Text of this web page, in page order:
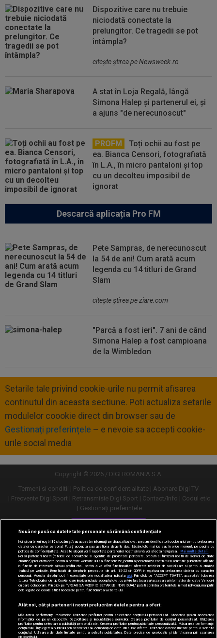
Dispozitive care nu trebuie
niciodată conectate la
prelungitor. Ce tragedii se pot
întâmpla?
citeşte ştirea pe Newsweek.ro
A stat în Loja Regală, lângă
Simona Halep și partenerul ei, și
a ajuns "de nerecunoscut"
PROFM
Toți ochii au fost pe
ea. Bianca Censori, fotografiată
în L.A., în micro pantaloni și top
cu un decolteu imposibil de
ignorat
Descarcă aplicația Pro FM
Pete Sampras, de nerecunoscut
la 54 de ani! Cum arată acum
legenda cu 14 titluri de Grand
Slam
citeşte ştirea pe ziare.com
"Parcă a fost ieri". 7 ani de când
Simona Halep a fost campioana
de la Wimbledon
Setarile tale privind cookie-urile nu permit afisarea
continutul din aceasta sectiune. Poti actualiza setarile
modulelor coookie direct din browser sau de
Gestionați preferințele – e nevoie sa accepti cookie-
urile social media
Copyright © 2026 / DIGI ROMANIA S.A.
Termeni si conditii
Politica de confidentialitate
Abonare Digi TV
Frecvente Digi Sport
Retransmisie Digi Sport Contact/Info
Codul etic
Gestionați preferințele
Versiune desktop
Nouă ne pasă ca datele tale personale să rămână confidențiale
Noi și partenerii noștri30stocăm și/sau accesăm informații pe dispozitivul dvs., precum identificatorii cookie unici pentru prelucrarea
datelor cu caracter personal. Puteți accepta sau gestiona alegerile dvs. făcând clic mai jos sau în orice moment, pe pagina cu
politica de confidențialitate. Aceste alegeri vor fi raportate partenerilor noștri și nu vă vor afecta navigarea.
Mai multe detalii
Noi si partenerii nostri (retelele de socializare si agentiile de publicitate partenere, precum si furnizorii nostri de servicii de date
analitice) prelucram date pentru a permite website-ului sa functioneze, pentru a personaliza continutul si anunturile publicitare afisate
in functie de interesele si/sau profilul dvs., pentru a va oferi functionalitati aferente retelelor de socializare si pentru a analiza
traficul pe website. Beneficiati de drepturile prevazute de art. 15-22 din GDPR in legatura cu prelucrarea datelor cu caracter
personal. Aceste drepturi pot fi exercitate prin modalitatea indicata aici. Prin click pe “ACCEPT TOATE”, acceptati folosirea
tuturor Tehnologiilor de tip Cookie, care implica inclusiv acceptul dvs. cu privire la stocarea/accesarea informatiilor de catre Vendor-ii
cu care colaboram. Prin click pe “VREAU SA MODIFIC SETARILE INDIVIDUAL” puteti schimba preferintele in mod individual, mai putin
cele legate de cookie strict necesare pentru functionarea website-ului.
Atât noi, cât și partenerii noștri prelucrăm datele pentru a oferi:
Măsurarea performanței reclamelor. Utilizarea profilurilor pentru selectarea conținutului personalizat. Stocarea și/sau accesarea
informațiilor de pe un dispozitiv. Dezvoltarea și îmbunătățirea serviciilor. Crearea profilurilor de conținut personalizat. Utilizarea
profilurilor pentru selectarea publicității personalizate. Crearea profilurilor pentru publicitate personalizată. Măsurarea performanței
conținutului. Înțelegerea publicului prin statistici sau combinații de date din surse diferite. Utilizarea datelor limitate pentru a selecta
conținutul. Utilizarea de date limitate pentru a selecta publicitatea. Date precise de geolocație și identificarea prin scanarea
dispozitivului.